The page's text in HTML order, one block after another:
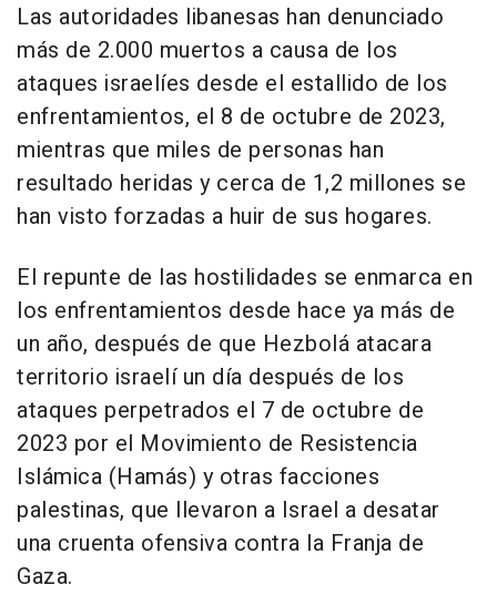
Las autoridades libanesas han denunciado
más de 2.000 muertos a causa de los
ataques israelíes desde el estallido de los
enfrentamientos, el 8 de octubre de 2023,
mientras que miles de personas han
resultado heridas y cerca de 1,2 millones se
han visto forzadas a huir de sus hogares.
El repunte de las hostilidades se enmarca en
los enfrentamientos desde hace ya más de
un año, después de que Hezbolá atacara
territorio israelí un día después de los
ataques perpetrados el 7 de octubre de
2023 por el Movimiento de Resistencia
Islámica (Hamás) y otras facciones
palestinas, que llevaron a Israel a desatar
una cruenta ofensiva contra la Franja de
Gaza.